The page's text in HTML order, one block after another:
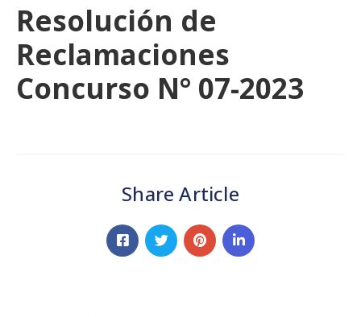
Resolución de
Reclamaciones
Concurso N° 07-2023
Share Article